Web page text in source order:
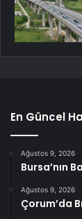
En Güncel
Ağustos 9, 2026
Bursa’nın
Ağustos 9, 2026
Çorum’da